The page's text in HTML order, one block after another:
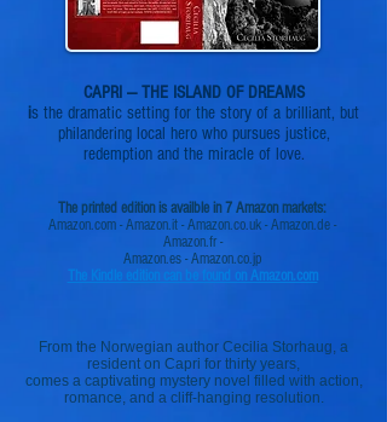
CAPRI — THE ISLAND OF DREAMS
is the dramatic setting for the story of a brilliant, but
philandering local hero who pursues justice,
redemption and the miracle of love.
The printed edition is availble in 7 Amazon markets:
Amazon.com - Amazon.it - Amazon.co.uk - Amazon.de -
Amazon.fr -
Amazon.es - Amazon.co.jp
The Kindle edition can be found on Amazon.com
From the Norwegian author Cecilia Storhaug, a
resident on Capri for thirty years,
comes a captivating mystery novel filled with action,
romance, and a cliff-hanging resolution.